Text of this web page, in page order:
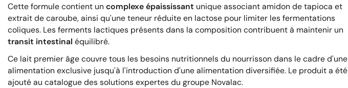
Cette formule contient un complexe épaississant unique associant amidon de tapioca et
extrait de caroube, ainsi qu'une teneur réduite en lactose pour limiter les fermentations
coliques. Les ferments lactiques présents dans la composition contribuent à maintenir un
transit intestinal équilibré.
Ce lait premier âge couvre tous les besoins nutritionnels du nourrisson dans le cadre d'une
alimentation exclusive jusqu'à l'introduction d'une alimentation diversifiée. Le produit a été
ajouté au catalogue des solutions expertes du groupe Novalac.